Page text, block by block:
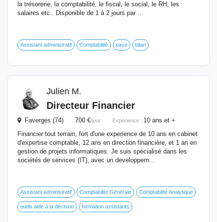
la trésorerie, la comptabilité, le fiscal, le social, le RH, les
salaires etc.. Disponible de 1 à 2 jours par ...
Assistant administratif Comptabilité paye bilan
Julien M.
Directeur Financier
Faverges (74) 700 €/jour Expérience : 10 ans et +
Financier tout terrain, fort d'une experience de 10 ans en cabinet
d'expertise comptable, 12 ans en direction financière, et 1 an en
gestion de projets informatiques. Je suis spécialisé dans les
sociétés de services (IT), avec un developpem...
Assistant administratif Comptabilité Générale Comptabilité Analytique
outils aide à la décision formation assistants